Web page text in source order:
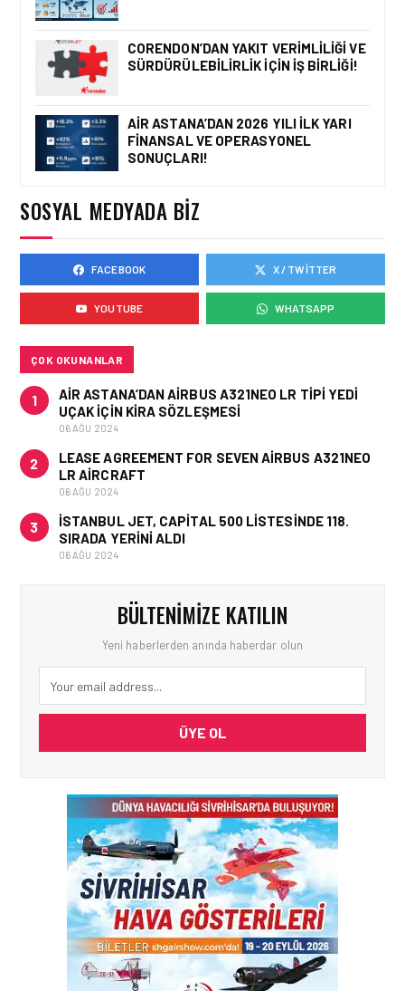
ÇEKEREK AŞACAK İLK
TÜRK TAKIMINA GURUR
DOLU DESTEK!
GÜNCEL HABERLER • 12 HAZ 2026
AVRUPA KOMISYONU AB
GÜNCEL HABERLER • 02 HAZ 2026
EUROCONTROL AVRUPA
HAVACILIK GÖRÜNÜMÜ
RAPORU, 18-24 MAYIS
CORENDON’DAN YAKIT VERIMLILIĞI VE
SÜRDÜRÜLEBILIRLIK IÇIN İŞ BIRLIĞI!
AIR ASTANA’DAN 2026 YILI İLK YARI
FINANSAL VE OPERASYONEL
SONUÇLARI!
SOSYAL MEDYADA BIZ
FACEBOOK X / TWITTER
YOUTUBE WHATSAPP
ÇOK OKUNANLAR
1
AIR ASTANA’DAN AIRBUS A321NEO LR TIPI YEDI
UÇAK IÇIN KIRA SÖZLEŞMESI
06 AĞU 2024
2
LEASE AGREEMENT FOR SEVEN AIRBUS A321NEO
LR AIRCRAFT
06 AĞU 2024
3
İSTANBUL JET, CAPITAL 500 LISTESINDE 118.
SIRADA YERINI ALDI
06 AĞU 2024
BÜLTENIMIZE KATILIN
Yeni haberlerden anında haberdar olun
ÜYE OL